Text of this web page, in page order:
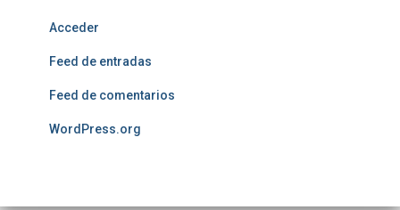
Acceder
Feed de entradas
Feed de comentarios
WordPress.org